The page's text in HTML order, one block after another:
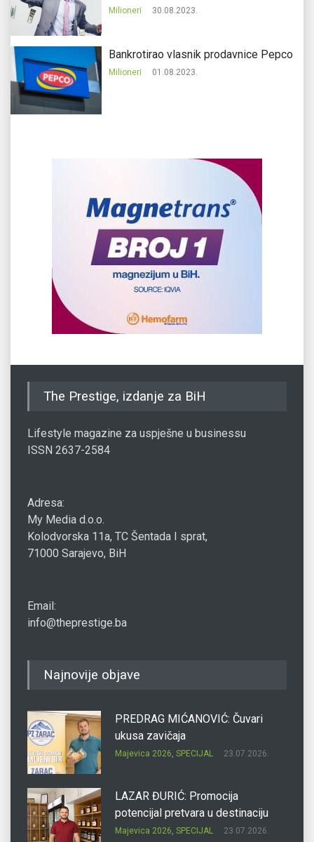
Milioneri 30.08.2023.
Bankrotirao vlasnik prodavnice Pepco
Milioneri 01.08.2023.
The Prestige, izdanje za BiH
Lifestyle magazine za uspješne u businessu
ISSN 2637-2584
Adresa:
My Media d.o.o.
Kolodvorska 11a, TC Šentada I sprat,
71000 Sarajevo, BiH
Email:
info@theprestige.ba
Najnovije objave
PREDRAG MIĆANOVIĆ: Čuvari
ukusa zavičaja
Majevica 2026, SPECIJAL 23.07.2026.
LAZAR ĐURIĆ: Promocija
potencijal pretvara u destinaciju
Majevica 2026, SPECIJAL 23.07.2026.